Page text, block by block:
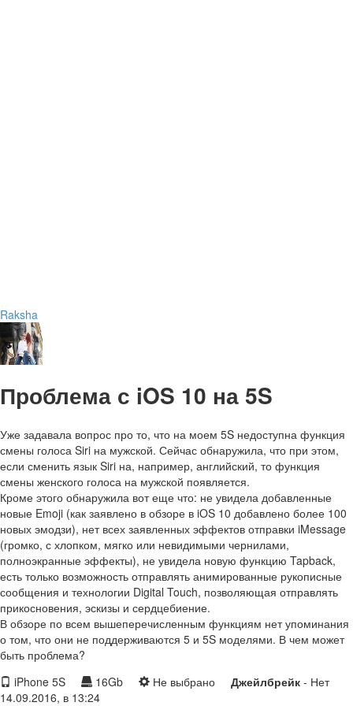
Raksha
Проблема с iOS 10 на 5S
Уже задавала вопрос про то, что на моем 5S недоступна функция
смены голоса Siri на мужской. Сейчас обнаружила, что при этом,
если сменить язык Siri на, например, английский, то функция
смены женского голоса на мужской появляется.
Кроме этого обнаружила вот еще что: не увидела добавленные
новые Emoji (как заявлено в обзоре в iOS 10 добавлено более 100
новых эмодзи), нет всех заявленных эффектов отправки iMessage
(громко, с хлопком, мягко или невидимыми чернилами,
полноэкранные эффекты), не увидела новую функцию Tapback,
есть только возможность отправлять анимированные рукописные
сообщения и технологии Digital Touch, позволяющая отправлять
прикосновения, эскизы и сердцебиение.
В обзоре по всем вышеперечисленным функциям нет упоминания
о том, что они не поддерживаются 5 и 5S моделями. В чем может
быть проблема?
iPhone 5S
16Gb Не выбрано Джейлбрейк - Нет
14.09.2016, в 13:24